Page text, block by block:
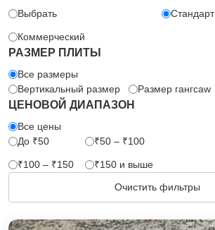
Выбрать Стандарт
Коммерческий
РАЗМЕР ПЛИТЫ
Все размеры
Вертикальный размер
Размер гангсaw
ЦЕНОВОЙ ДИАПАЗОН
Все цены
До ₹50
₹50 – ₹100
₹100 – ₹150
₹150 и выше
Очистить фильтры